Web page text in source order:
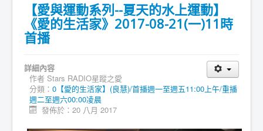
【愛與運動系列--夏天的水上運動】
《愛的生活家》2017-08-21(一)11時
首播
詳細內容
作者 Stars RADIO星蹤之愛
分類： 0【愛的生活家】(良慧)/首播週一至週五11:00上午/重播
週二至週六00:00凌晨
發佈於：20 八月 2017